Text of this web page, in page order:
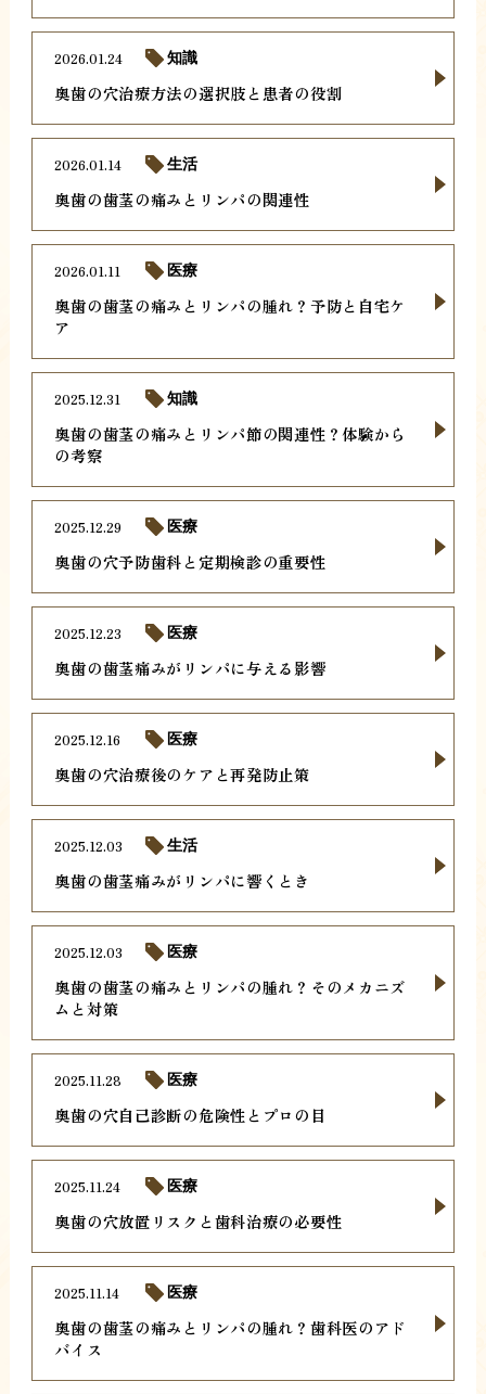
奥歯の穴治療方法の選択肢と患者の役割
2026.01.24 知識
奥歯の歯茎の痛みとリンパの関連性
2026.01.14 生活
奥歯の歯茎の痛みとリンパの腫れ？予防と自宅ケ
ア
2026.01.11 医療
奥歯の歯茎の痛みとリンパ節の関連性？体験から
の考察
2025.12.31 知識
奥歯の穴予防歯科と定期検診の重要性
2025.12.29 医療
奥歯の歯茎痛みがリンパに与える影響
2025.12.23 医療
奥歯の穴治療後のケアと再発防止策
2025.12.16 医療
奥歯の歯茎痛みがリンパに響くとき
2025.12.03 生活
奥歯の歯茎の痛みとリンパの腫れ？そのメカニズ
ムと対策
2025.12.03 医療
奥歯の穴自己診断の危険性とプロの目
2025.11.28 医療
奥歯の穴放置リスクと歯科治療の必要性
2025.11.24 医療
奥歯の歯茎の痛みとリンパの腫れ？歯科医のアド
バイス
2025.11.14 医療